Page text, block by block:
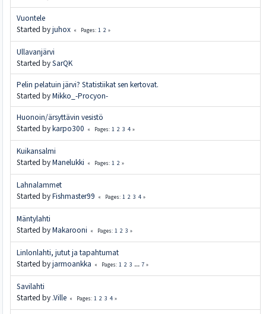
Vuontele
Started byjuhox Pages 1 2
Ullavanjärvi
Started bySarQK
Pelin pelatuin järvi? Statistiikat sen kertovat.
Started byMikko_-Procyon-
Huonoin/ärsyttävin vesistö
Started bykarpo300 Pages 1 2 3 4
Kuikansalmi
Started byManelukki Pages 1 2
Lahnalammet
Started byFishmaster99 Pages 1 2 3 4
Mäntylahti
Started byMakarooni Pages 1 2 3
Linlonlahti, jutut ja tapahtumat
Started byjarmoankka Pages 1 2 3 ... 7
Savilahti
Started by .Ville Pages 1 2 3 4